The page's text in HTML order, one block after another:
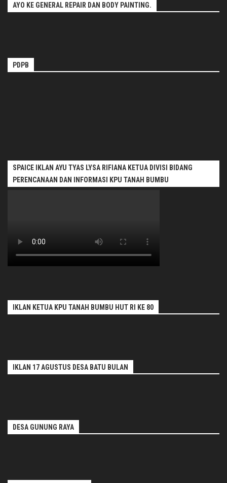
AYO KE GENERAL REPAIR DAN BODY PAINTING.
PDPB
SPAICE IKLAN AYU TYAS LYSA RIFIANA KETUA DIVISI BIDANG
PERENCANAAN DAN INFORMASI KPU TANAH BUMBU
IKLAN KETUA KPU TANAH BUMBU HUT RI KE 80
IKLAN 17 AGUSTUS DESA BATU BULAN
DESA GUNUNG RAYA